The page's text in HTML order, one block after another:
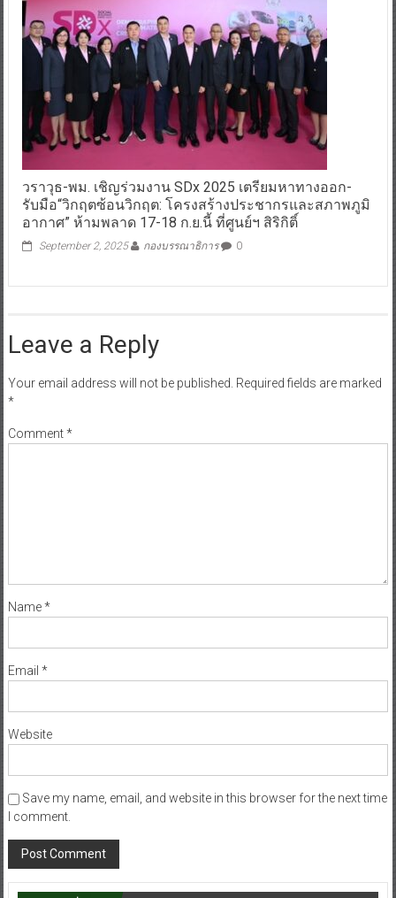
วราวุธ-พม. เชิญร่วมงาน SDx 2025 เตรียมหาทางออก-
รับมือ“วิกฤตซ้อนวิกฤต: โครงสร้างประชากรและสภาพภูมิ
อากาศ” ห้ามพลาด 17-18 ก.ย.นี้ ที่ศูนย์ฯ สิริกิติ์
September 2, 2025 กองบรรณาธิการ 0
Leave a Reply
Your email address will not be published. Required fields are marked
*
Comment*
Name*
Email *
Website
Save my name, email, and website in this browser for the next time
I comment.